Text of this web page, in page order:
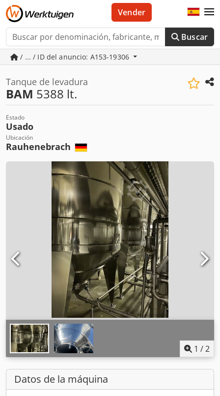
Buscar
Vender
/ ... / ID del anuncio: A153-19306
Tanque de levadura
BAM 5388 lt.
Estado
Usado
Ubicación
Rauhenebrach
1 /2
Datos de la máquina